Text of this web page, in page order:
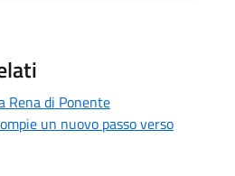
Rena di Ponente
un nuovo passo verso